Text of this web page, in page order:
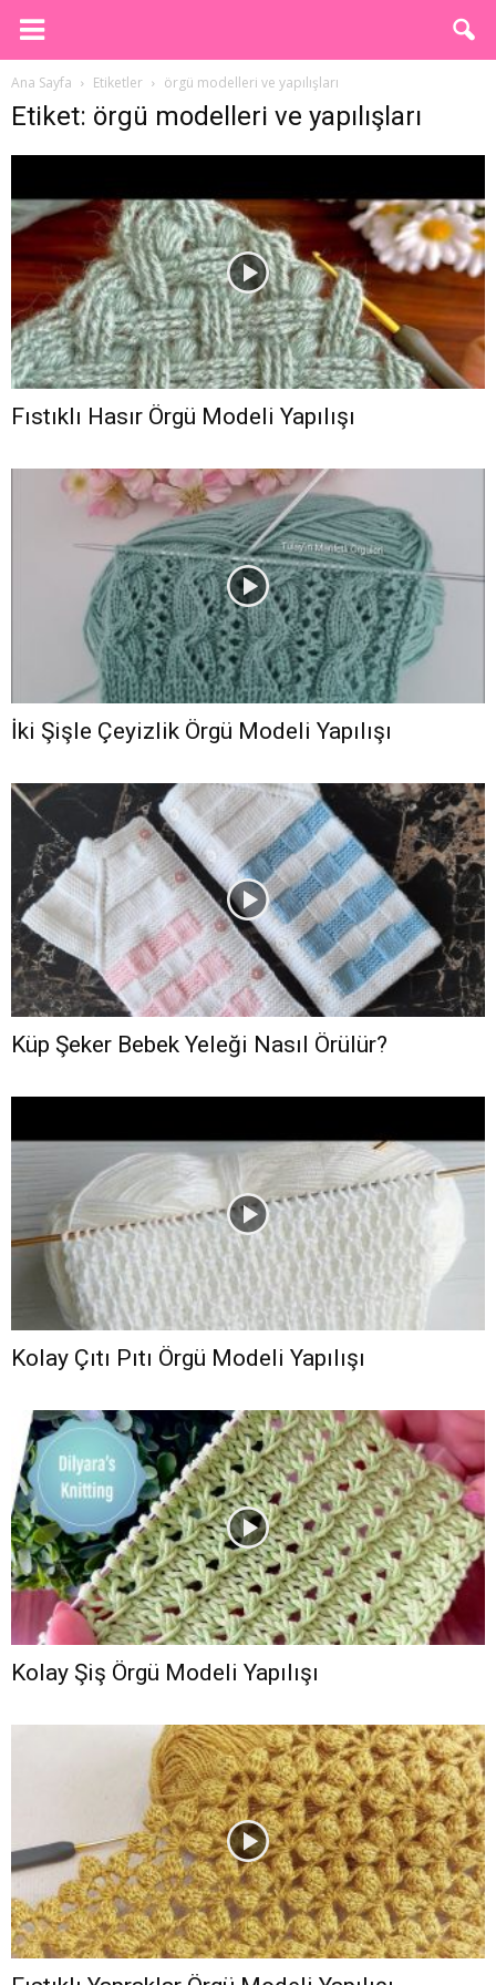
Ana Sayfa Etiketler örgü modelleri ve yapılışları
Etiket: örgü modelleri ve yapılışları
Fıstıklı Hasır Örgü Modeli Yapılışı
İki Şişle Çeyizlik Örgü Modeli Yapılışı
Küp Şeker Bebek Yeleği Nasıl Örülür?
Kolay Çıtı Pıtı Örgü Modeli Yapılışı
Kolay Şiş Örgü Modeli Yapılışı